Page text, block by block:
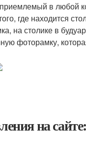
в любой
где находится
на столике в
фоторамку,
на сайте: